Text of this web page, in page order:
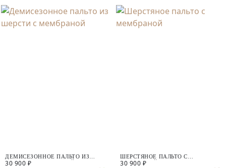
ДЕМИСЕЗОННОЕ ПАЛЬТО ИЗ
ШЕРСТИ С МЕМБРАНОЙ
30 900 ₽
ШЕРСТЯНОЕ ПАЛЬТО С
МЕМБРАНОЙ
30 900 ₽